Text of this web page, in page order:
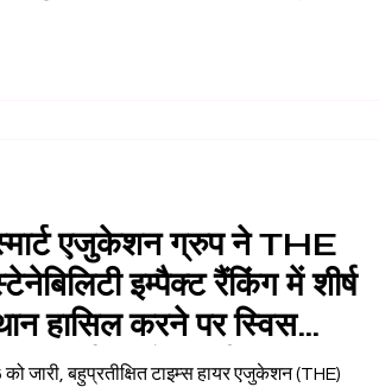
एजुकेशन ग्रुप ने THE
इम्पैक्ट रैंकिंग में शीर्ष
हासिल करने पर स्विस
को बधाई दी
जारी, बहुप्रतीक्षित टाइम्स हायर एजुकेशन (THE)